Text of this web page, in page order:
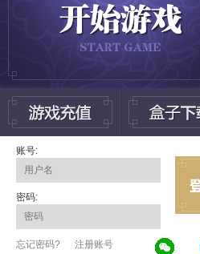
账号:
密码:
忘记密码? 注册账号